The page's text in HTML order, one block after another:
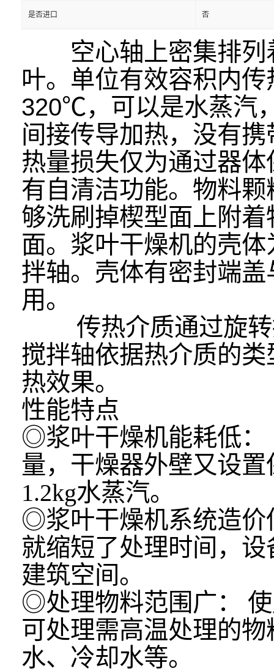
是否进口 否
空心轴上密集排列
叶。单位有效容积内
320℃，可以是水蒸汽
间接传导加热，没有
热量损失仅为通过器
有自清洁功能。物料
够洗刷掉楔型面上附
面。浆叶干燥机的壳
拌轴。壳体有密封端
用。
传热介质通过旋转
搅拌轴依据热介质的
热效果。
性能特点
◎浆叶干燥机能耗低：
量，干燥器外壁又设
1.2kg水蒸汽。
◎浆叶干燥机系统造价
就缩短了处理时间，
建筑空间。
◎处理物料范围广：
可处理需高温处理的
水、冷却水等。